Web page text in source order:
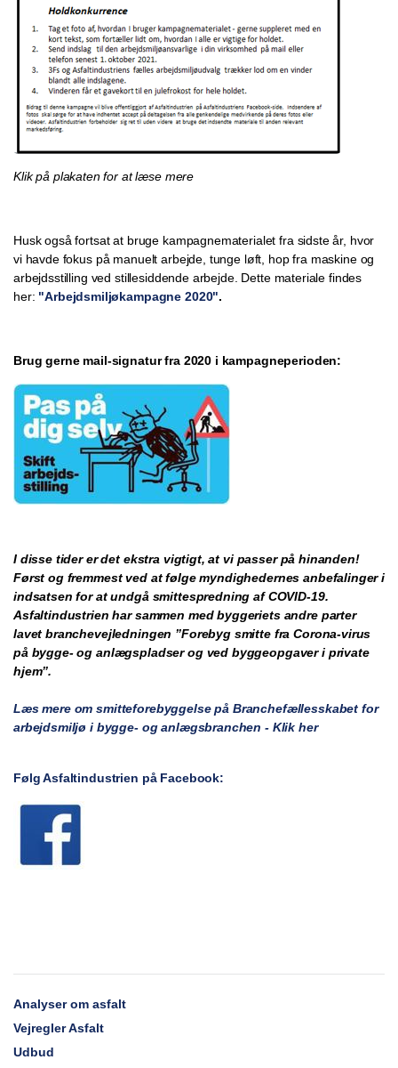
Klik på plakaten for at læse mere
Husk også fortsat at bruge kampagnematerialet fra sidste år, hvor
vi havde fokus på manuelt arbejde, tunge løft, hop fra maskine og
arbejdsstilling ved stillesiddende arbejde. Dette materiale findes
her: "Arbejdsmiljøkampagne 2020".
Brug gerne mail-signatur fra 2020 i kampagneperioden:
I disse tider er det ekstra vigtigt, at vi passer på hinanden!
Først og fremmest ved at følge myndighedernes anbefalinger i
indsatsen for at undgå smittespredning af COVID-19.
Asfaltindustrien har sammen med byggeriets andre parter
lavet branchevejledningen ”Forebyg smitte fra Corona-virus
på bygge- og anlægspladser og ved byggeopgaver i private
hjem”.
Læs mere om smitteforebyggelse på Branchefællesskabet for
arbejdsmiljø i bygge- og anlægsbranchen - Klik her
Følg Asfaltindustrien på Facebook:
Analyser om asfalt
Vejregler Asfalt
Udbud